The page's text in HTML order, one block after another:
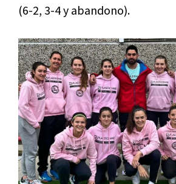
(6-2, 3-4 y abandono).